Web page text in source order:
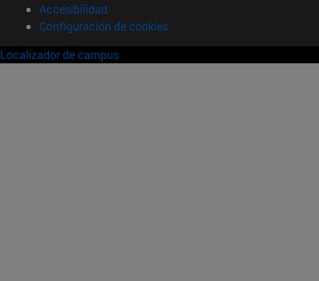
Accesibilidad
Configuración de cookies
Localizador de campus